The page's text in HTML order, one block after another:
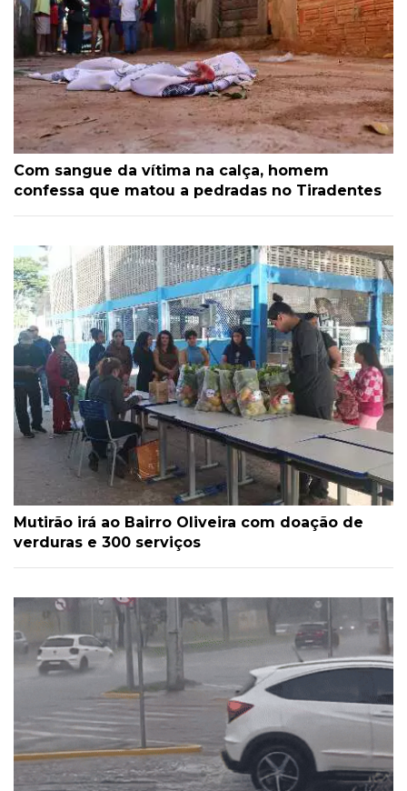
Com sangue da vítima na calça, homem
confessa que matou a pedradas no Tiradentes
Mutirão irá ao Bairro Oliveira com doação de
verduras e 300 serviços